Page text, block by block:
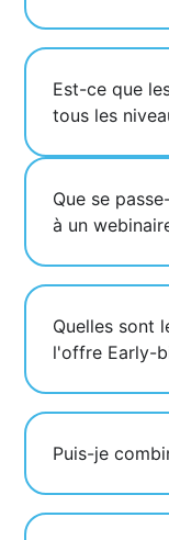
Est-ce que
tous les
Que se
à un
Quelles sont
l'offre Early-
Puis-je